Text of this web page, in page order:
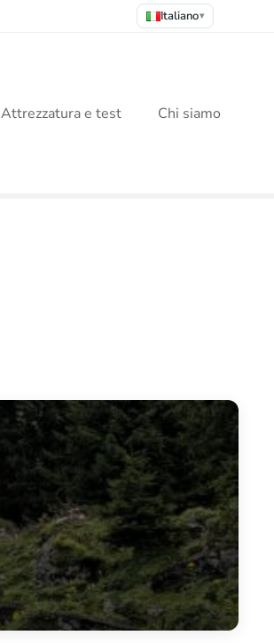
Italiano▾
Attrezzatura e test Chi siamo